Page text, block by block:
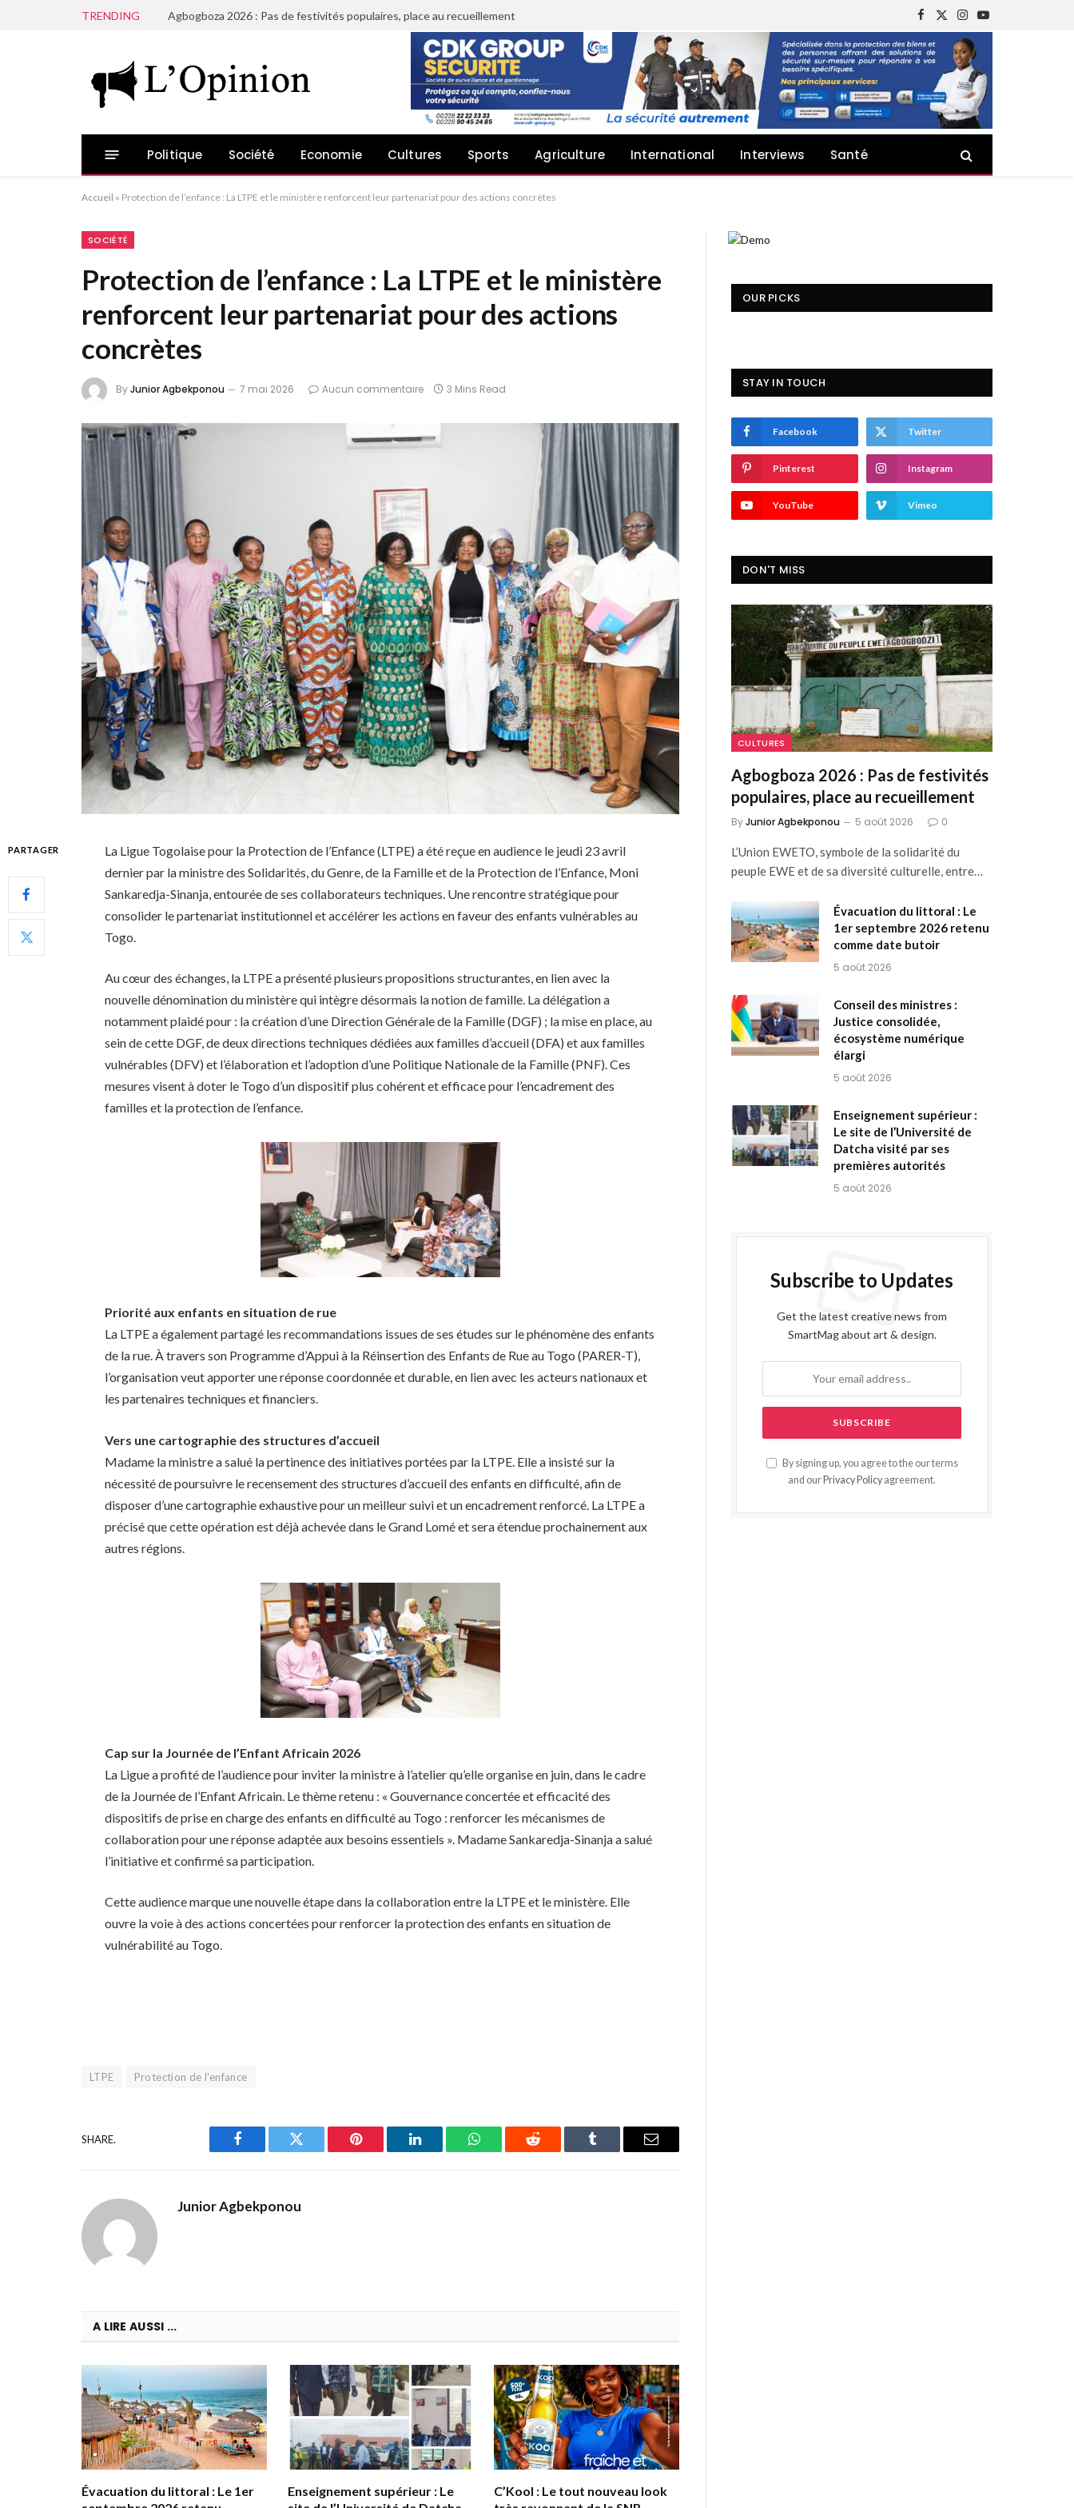
TRENDING Agbogboza 2026 : Pas de festivités populaires, place au recueillement
Facebook
X
(Twitter)
Instagram
YouTube
Politique Société Economie Cultures Sports Agriculture International Interviews Santé
Accueil » Protection de l’enfance : La LTPE et le ministère renforcent leur partenariat pour des actions concrètes
SOCIÉTÉ
Protection de l’enfance : La LTPE et le ministère
renforcent leur partenariat pour des actions
concrètes
ByJunior Agbekponou 7 mai 2026 Aucun commentaire 3 Mins Read
PARTAGER
La Ligue Togolaise pour la Protection de l’Enfance (LTPE) a été reçue en audience le jeudi 23 avril
dernier par la ministre des Solidarités, du Genre, de la Famille et de la Protection de l’Enfance, Moni
Sankaredja-Sinanja, entourée de ses collaborateurs techniques. Une rencontre stratégique pour
consolider le partenariat institutionnel et accélérer les actions en faveur des enfants vulnérables au
Togo.
Au cœur des échanges, la LTPE a présenté plusieurs propositions structurantes, en lien avec la
nouvelle dénomination du ministère qui intègre désormais la notion de famille. La délégation a
notamment plaidé pour : la création d’une Direction Générale de la Famille (DGF) ; la mise en place, au
sein de cette DGF, de deux directions techniques dédiées aux familles d’accueil (DFA) et aux familles
vulnérables (DFV) et l’élaboration et l’adoption d’une Politique Nationale de la Famille (PNF). Ces
mesures visent à doter le Togo d’un dispositif plus cohérent et efficace pour l’encadrement des
familles et la protection de l’enfance.
Priorité aux enfants en situation de rue
La LTPE a également partagé les recommandations issues de ses études sur le phénomène des enfants
de la rue. À travers son Programme d’Appui à la Réinsertion des Enfants de Rue au Togo (PARER-T),
l’organisation veut apporter une réponse coordonnée et durable, en lien avec les acteurs nationaux et
les partenaires techniques et financiers.
Vers une cartographie des structures d’accueil
Madame la ministre a salué la pertinence des initiatives portées par la LTPE. Elle a insisté sur la
nécessité de poursuivre le recensement des structures d’accueil des enfants en difficulté, afin de
disposer d’une cartographie exhaustive pour un meilleur suivi et un encadrement renforcé. La LTPE a
précisé que cette opération est déjà achevée dans le Grand Lomé et sera étendue prochainement aux
autres régions.
Cap sur la Journée de l’Enfant Africain 2026
La Ligue a profité de l’audience pour inviter la ministre à l’atelier qu’elle organise en juin, dans le cadre
de la Journée de l’Enfant Africain. Le thème retenu : « Gouvernance concertée et efficacité des
dispositifs de prise en charge des enfants en difficulté au Togo : renforcer les mécanismes de
collaboration pour une réponse adaptée aux besoins essentiels ». Madame Sankaredja-Sinanja a salué
l’initiative et confirmé sa participation.
Cette audience marque une nouvelle étape dans la collaboration entre la LTPE et le ministère. Elle
ouvre la voie à des actions concertées pour renforcer la protection des enfants en situation de
vulnérabilité au Togo.
LTPE Protection de l'enfance
SHARE.
Facebook Twitter Pinterest LinkedIn WhatsAppReddit Tumblr Email
Junior Agbekponou
A LIRE AUSSI ...
Évacuation du littoral : Le 1er
Enseignement supérieur : Le
C’Kool : Le tout nouveau look
OUR PICKS
STAY IN TOUCH
Facebook Twitter
Pinterest Instagram
YouTube Vimeo
DON'T MISS
CULTURES
Agbogboza 2026 : Pas de festivités
populaires, place au recueillement
ByJunior Agbekponou 5 août 2026 0
L’Union EWETO, symbole de la solidarité du
peuple EWE et de sa diversité culturelle, entre…
Évacuation du littoral : Le
1er septembre 2026 retenu
comme date butoir
5 août 2026
Conseil des ministres :
Justice consolidée,
écosystème numérique
élargi
5 août 2026
Enseignement supérieur :
Le site de l’Université de
Datcha visité par ses
premières autorités
5 août 2026
Subscribe to Updates
Get the latest creative news from
SmartMag about art & design.
By signing up, you agree to the our terms
and our Privacy Policy agreement.